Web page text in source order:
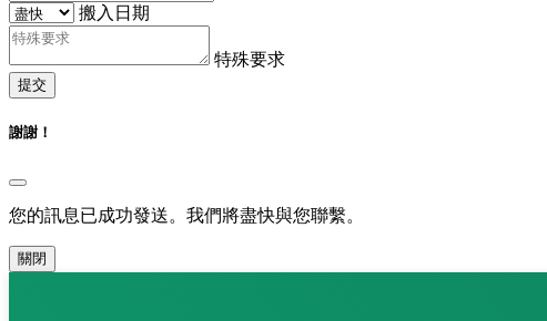
搬入日期
特殊要求
提交
謝謝！
您的訊息已成功發送。我們將盡快與您聯繫。
關閉